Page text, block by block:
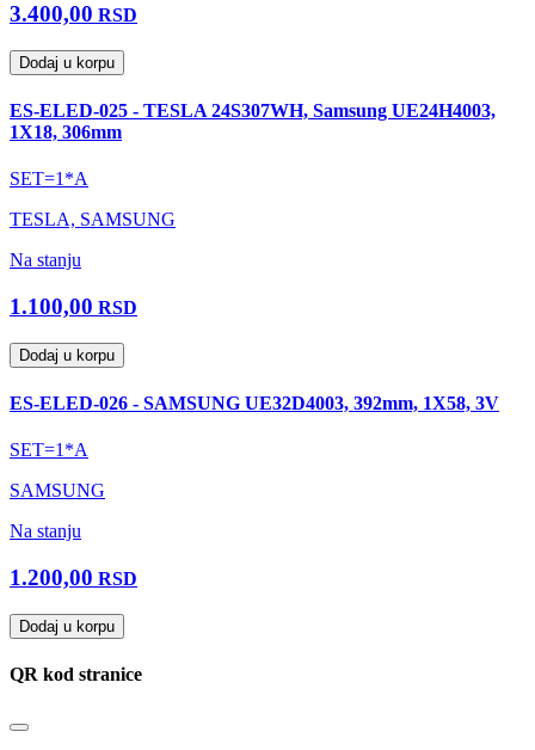
3.400,00 RSD
Dodaj u korpu
ES-ELED-025 - TESLA 24S307WH, Samsung UE24H4003,
1X18, 306mm
SET=1*A
TESLA, SAMSUNG
Na stanju
1.100,00 RSD
Dodaj u korpu
ES-ELED-026 - SAMSUNG UE32D4003, 392mm, 1X58, 3V
SET=1*A
SAMSUNG
Na stanju
1.200,00 RSD
Dodaj u korpu
QR kod stranice